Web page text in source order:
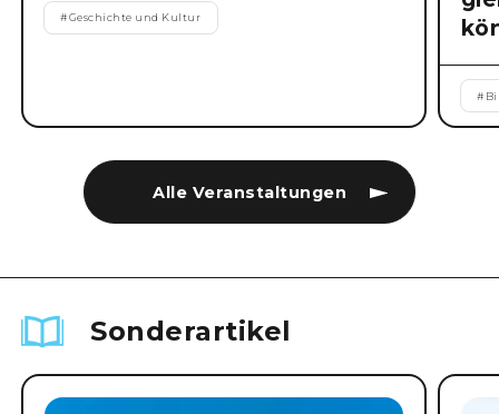
Alle Veranstaltungen
#Geschichte und Kultur
#
Sonderartikel